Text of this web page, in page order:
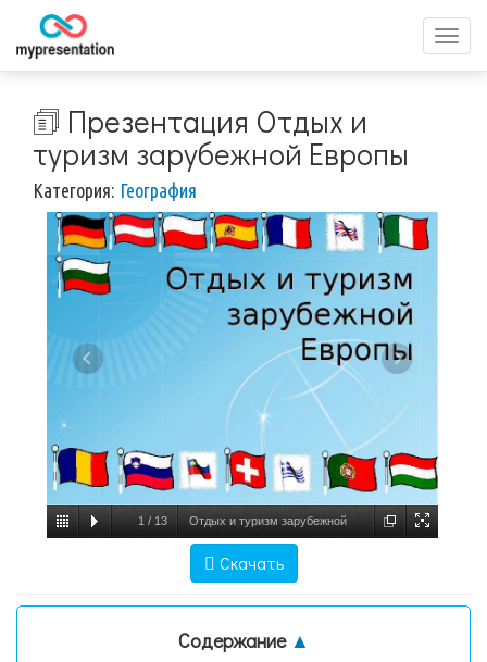
меню
🗊 Презентация Отдых и
туризм зарубежной Европы
Категория: География
1 / 13 Отдых и туризм зарубежной
Скачать
Содержание ▲